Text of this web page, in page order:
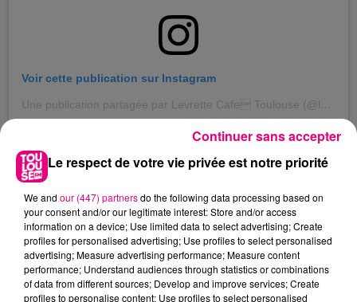
Voir cette publication sur Instagram
A Ecouter : l'interview de Marc Van Maele, directeur
de l'ABC.
À LA UNE
Le respect de votre vie privée est notre priorité
We and our (447) partnersdo the following data processing based on
your consent and/or our legitimate interest: Store and/or access
information on a device; Use limited data to select advertising; Create
profiles for personalised advertising; Use profiles to select personalised
advertising; Measure advertising performance; Measure content
performance; Understand audiences through statistics or combinations
of data from different sources; Develop and improve services; Create
profiles to personalise content; Use profiles to select personalised
Continuer sans accepter